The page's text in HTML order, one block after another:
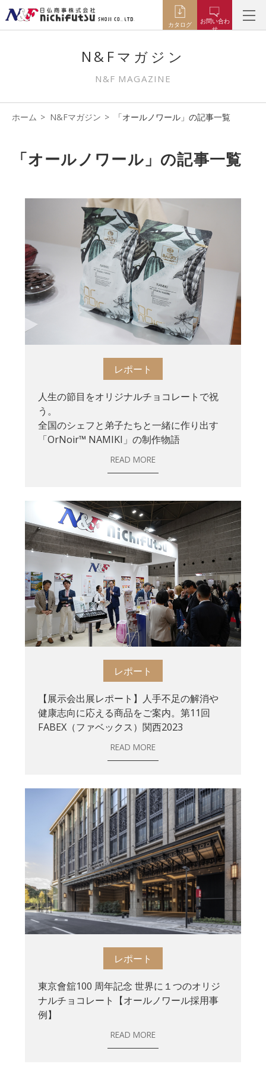
カタログ
お問い合わ
せ
N&Fマガジン
N&F MAGAZINE
ホーム N&Fマガジン 「オールノワール」の記事一覧
「オールノワール」の記事一覧
レポート
人生の節目をオリジナルチョコレートで祝
う。
全国のシェフと弟子たちと一緒に作り出す
「OrNoir™ NAMIKI」の制作物語
READ MORE
レポート
【展示会出展レポート】人手不足の解消や
健康志向に応える商品をご案内。第11回
FABEX（ファベックス）関西2023
READ MORE
レポート
東京會舘100 周年記念 世界に１つのオリジ
ナルチョコレート【オールノワール採用事
例】
READ MORE